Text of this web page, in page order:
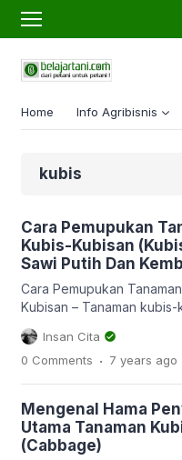
Home Info Agribisnis
kubis
Cara Pemupukan
Kubis-Kubisan
Sawi Putih Dan
Cara Pemupukan
Kubisan – Tanaman kubis-
(family Brassicae), seperti
brokoli, sawi putih ataupun
kol seringkali diidentikkan
anda travelling ke TNBTS
Nasional Bromo Tengger
anda akan mudah
Insan Cita
0 Comments . 7 years ago
Mengenal Hama
Utama Tanaman
(Cabbage)